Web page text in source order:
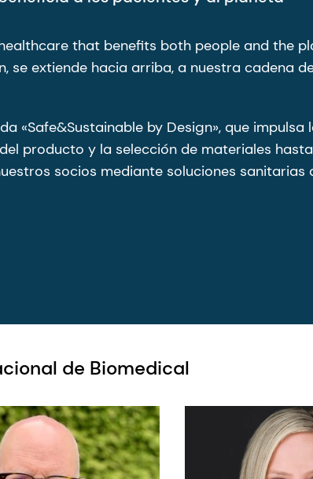
that benefits both people and the
se extiende hacia arriba, a nuestra cadena
«Safe&Sustainable by Design», que
producto y la selección de materiales
socios mediante soluciones
de Biomedical